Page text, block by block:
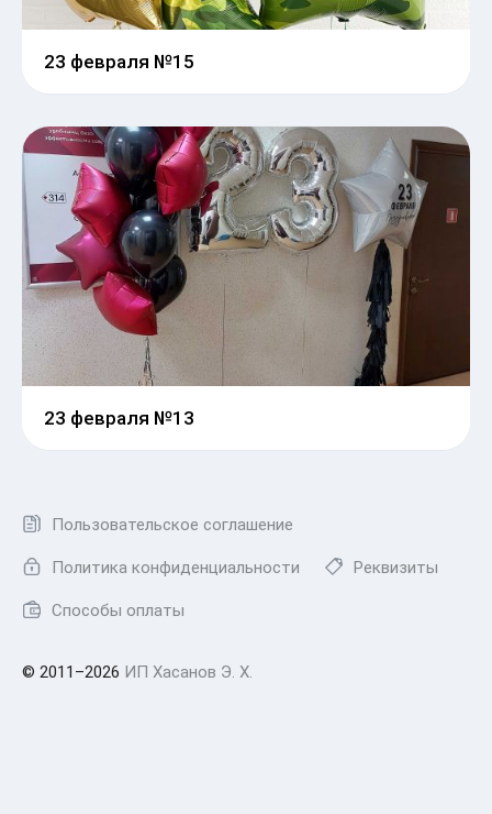
23 февраля №15
23 февраля №13
Пользовательское соглашение
Политика конфиденциальности Реквизиты
Способы оплаты
© 2011–2026 ИП Хасанов Э. Х.